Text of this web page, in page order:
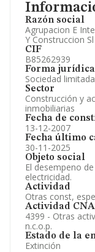
Razón social
Agrupacion E
Y Construccion
CIF
B85262939
Forma jurídica
Sociedad limitada
Sector
Construcción y
inmobiliarias
Fecha de
13-12-2007
Fecha último
30-11-2025
Objeto social
El desempeno
electricidad.
Actividad
Otras const,
Actividad
4399 - Otras
n.c.o.p.
Estado de la
Extinción
Artículos de
Información